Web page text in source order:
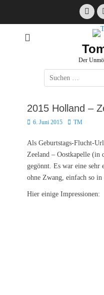
Der
Suche
nach:
2015 Holland –
Posted
6. Juni 2015 Autor
TM
Als Geburtstags-Flucht-
Zeeland – Oostkapelle (in
gegönnt. Es war eine sehr
ohne Zwang, einfach so
Hier einige Impressionen: